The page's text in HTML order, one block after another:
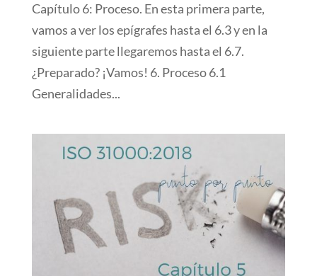
Capítulo 6: Proceso. En esta primera parte,
vamos a ver los epígrafes hasta el 6.3 y en la
siguiente parte llegaremos hasta el 6.7.
¿Preparado? ¡Vamos! 6. Proceso 6.1
Generalidades...